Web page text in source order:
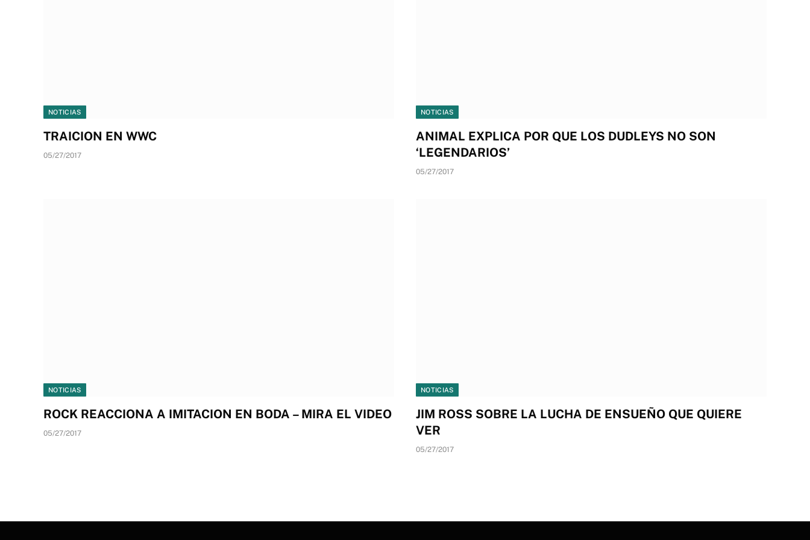
NOTICIAS
TRAICION EN WWC
05/27/2017
NOTICIAS
ANIMAL EXPLICA POR QUE LOS DUDLEYS NO SON
‘LEGENDARIOS’
05/27/2017
NOTICIAS
ROCK REACCIONA A IMITACION EN BODA – MIRA EL VIDEO
05/27/2017
NOTICIAS
JIM ROSS SOBRE LA LUCHA DE ENSUEÑO QUE QUIERE
VER
05/27/2017